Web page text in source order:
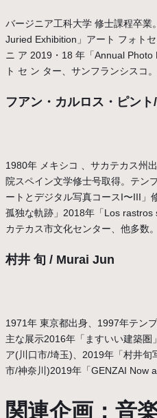
バージニア工科大学 修士課程卒業
Juried Exhibition」アート フォト
ニ ア 2019・18 年「Annual Photo
ト セ ン ター、サンフランシスコ。
フアン・カルロス・ピン
1980年 メキシコ 、サカテカス州
院スペイン文学修士号取得。テン
ートとデジタル写真コースI〜III」
孤独な軌跡」2018年「Los
カテカス市文化センター、他多数。
村井 旬 / Murai Jun
1971年 東京都出身、1997年テン
主な展示2016年「ますいい建築圏
ア(川口市/埼玉)、2019年「村井
市/神奈川)2019年「GENZAI Now
関連企画：音